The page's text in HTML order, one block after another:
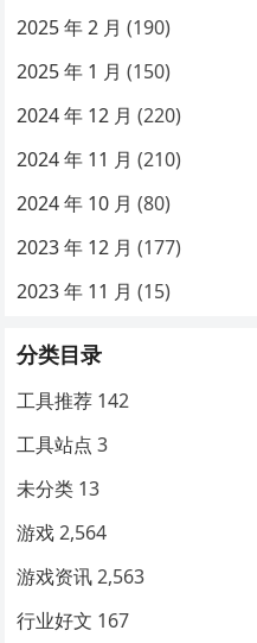
2025 年 2 月 (190)
2025 年 1 月 (150)
2024 年 12 月 (220)
2024 年 11 月 (210)
2024 年 10 月 (80)
2023 年 12 月 (177)
2023 年 11 月 (15)
分类目录
工具推荐 142
工具站点 3
未分类 13
游戏 2,564
游戏资讯 2,563
行业好文 167